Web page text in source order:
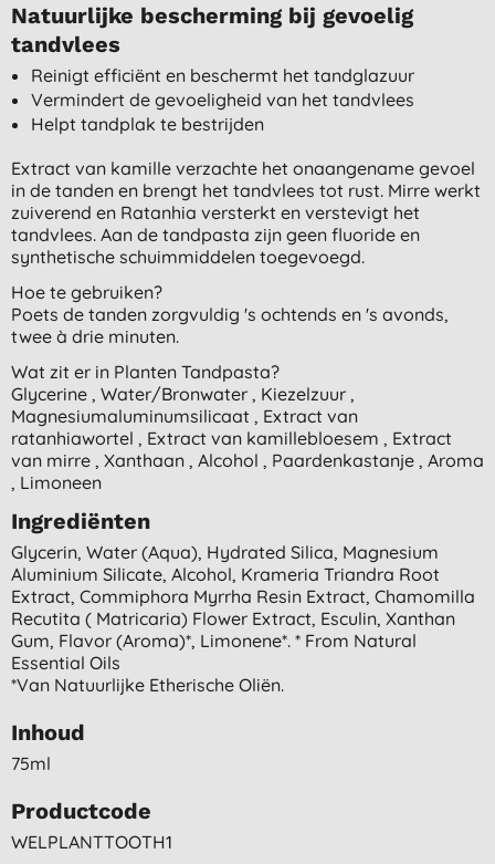
Natuurlijke bescherming bij gevoelig
tandvlees
Reinigt efficiënt en beschermt het tandglazuur
Vermindert de gevoeligheid van het tandvlees
Helpt tandplak te bestrijden
Extract van kamille verzachte het onaangename gevoel
in de tanden en brengt het tandvlees tot rust. Mirre werkt
zuiverend en Ratanhia versterkt en verstevigt het
tandvlees. Aan de tandpasta zijn geen fluoride en
synthetische schuimmiddelen toegevoegd.
Hoe te gebruiken?
Poets de tanden zorgvuldig 's ochtends en 's avonds,
twee à drie minuten.
Wat zit er in Planten Tandpasta?
Glycerine , Water/Bronwater , Kiezelzuur ,
Magnesiumaluminumsilicaat , Extract van
ratanhiawortel , Extract van kamillebloesem , Extract
van mirre , Xanthaan , Alcohol , Paardenkastanje , Aroma
, Limoneen
Ingrediënten
Glycerin, Water (aqua), Hydrated Silica, Magnesium
Aluminium Silicate, Alcohol, Krameria Triandra Root
Extract, Commiphora Myrrha Resin Extract, Chamomilla
Recutita ( Matricaria) Flower Extract, Esculin, Xanthan
Gum, Flavor (aroma)*, Limonene*. * From Natural
Essential Oils
*van Natuurlijke Etherische Oliën.
Inhoud
75ml
Productcode
WELPLANTTOOTH1